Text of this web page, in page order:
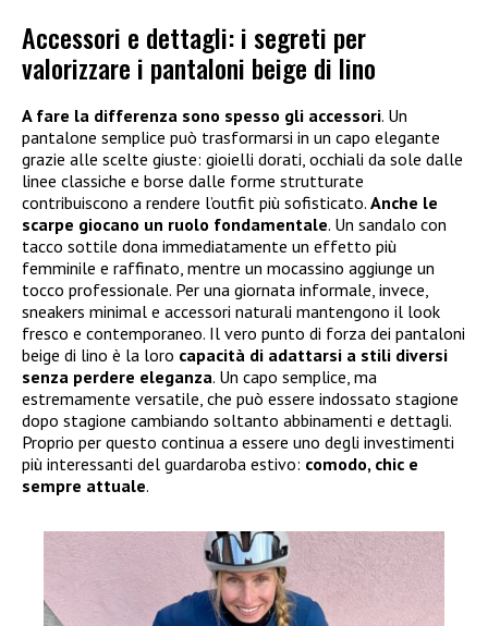
Accessori e dettagli: i segreti per
valorizzare i pantaloni beige di lino
A fare la differenza sono spesso gli accessori. Un
pantalone semplice può trasformarsi in un capo elegante
grazie alle scelte giuste: gioielli dorati, occhiali da sole dalle
linee classiche e borse dalle forme strutturate
contribuiscono a rendere l’outfit più sofisticato. Anche le
scarpe giocano un ruolo fondamentale. Un sandalo con
tacco sottile dona immediatamente un effetto più
femminile e raffinato, mentre un mocassino aggiunge un
tocco professionale. Per una giornata informale, invece,
sneakers minimal e accessori naturali mantengono il look
fresco e contemporaneo. Il vero punto di forza dei pantaloni
beige di lino è la loro capacità di adattarsi a stili diversi
senza perdere eleganza. Un capo semplice, ma
estremamente versatile, che può essere indossato stagione
dopo stagione cambiando soltanto abbinamenti e dettagli.
Proprio per questo continua a essere uno degli investimenti
più interessanti del guardaroba estivo: comodo, chic e
sempre attuale.